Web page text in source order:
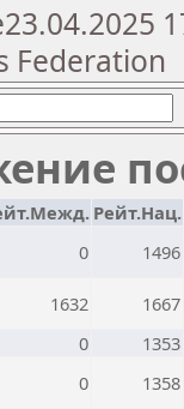
Federation
Рейт.Нац.
0 1496
1632
1667
0
1353
0 1358